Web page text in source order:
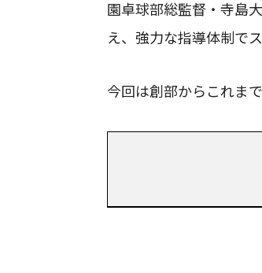
園卓球部総監督・寺島
え、強力な指導体制で
今回は創部からこれま